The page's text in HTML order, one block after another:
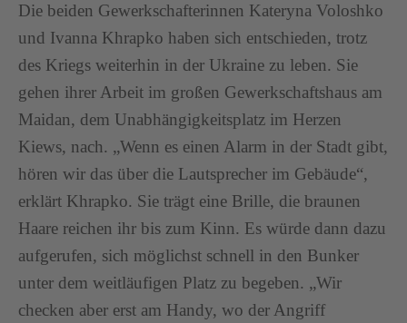
Die beiden Gewerkschafterinnen Kateryna Voloshko
und Ivanna Khrapko haben sich entschieden, trotz
des Kriegs weiterhin in der Ukraine zu leben. Sie
gehen ihrer Arbeit im großen Gewerkschaftshaus am
Maidan, dem Unabhängigkeitsplatz im Herzen
Kiews, nach. „Wenn es einen Alarm in der Stadt gibt,
hören wir das über die Lautsprecher im Gebäude“,
erklärt Khrapko. Sie trägt eine Brille, die braunen
Haare reichen ihr bis zum Kinn. Es würde dann dazu
aufgerufen, sich möglichst schnell in den Bunker
unter dem weitläufigen Platz zu begeben. „Wir
checken aber erst am Handy, wo der Angriff